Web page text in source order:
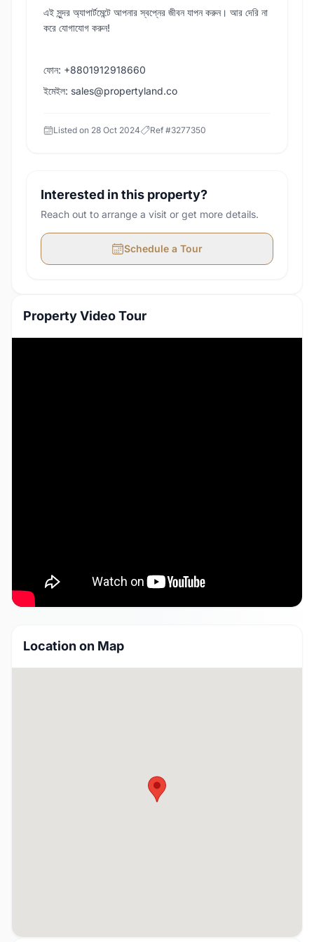
এই সুন্দর অ্যাপার্টমেন্টে আপনার স্বপ্নের জীবন যাপন করুন। আর দেরি না
করে যোগাযোগ করুন!
ফোন: +8801912918660
ইমেইল: sales@propertyland.co
Listed on 28 Oct 2024 Ref #3277350
Interested in this property?
Reach out to arrange a visit or get more details.
Schedule a Tour
Property Video Tour
Location on Map